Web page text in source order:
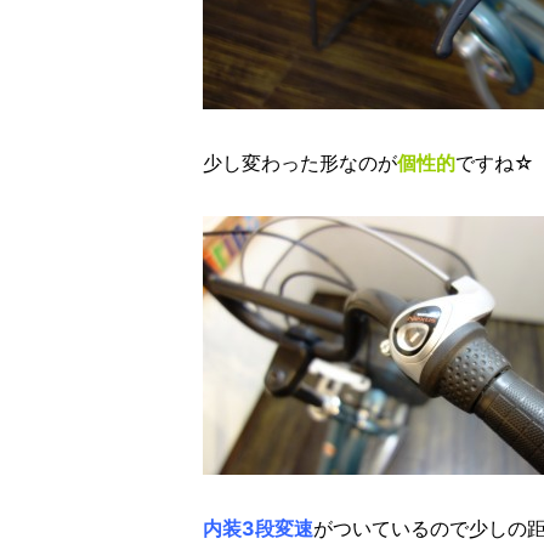
少し変わった形なのが個性的ですね☆
内装3段変速がついているので少しの